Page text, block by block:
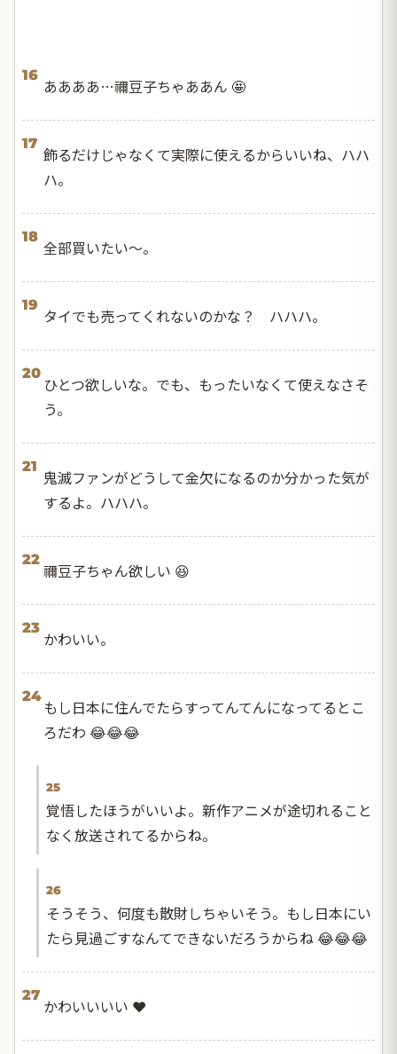
16
ああああ…禰豆子ちゃああん 🤩
17
飾るだけじゃなくて実際に使えるからいいね、ハハ
ハ。
18
全部買いたい〜。
19
タイでも売ってくれないのかな？ ハハハ。
20
ひとつ欲しいな。でも、もったいなくて使えなさそ
う。
21
鬼滅ファンがどうして金欠になるのか分かった気が
するよ。ハハハ。
22
禰豆子ちゃん欲しい 😆
23
かわいい。
24
もし日本に住んでたらすってんてんになってるとこ
ろだわ 😂😂😂
25
覚悟したほうがいいよ。新作アニメが途切れること
なく放送されてるからね。
26
そうそう、何度も散財しちゃいそう。もし日本にい
たら見過ごすなんてできないだろうからね 😂😂😂
27
かわいいいい ❤️